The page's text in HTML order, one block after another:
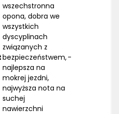
wszechstronna
opona, dobra we
wszystkich
dyscyplinach
związanych z
bezpieczeństwem,
najlepsza na
mokrej jezdni,
najwyższa nota na
suchej
nawierzchni
-